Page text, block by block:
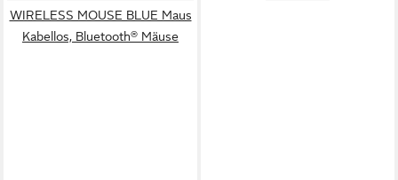
WIRELESS MOUSE BLUE Maus
Kabellos, Bluetooth® Mäuse